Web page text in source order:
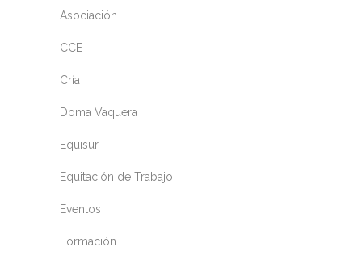
Asociación
CCE
Cría
Doma Vaquera
Equisur
Equitación de Trabajo
Eventos
Formación